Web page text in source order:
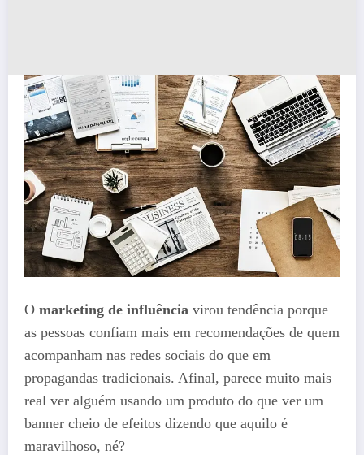
O marketing de influência virou tendência porque
as pessoas confiam mais em recomendações de quem
acompanham nas redes sociais do que em
propagandas tradicionais. Afinal, parece muito mais
real ver alguém usando um produto do que ver um
banner cheio de efeitos dizendo que aquilo é
maravilhoso, né?